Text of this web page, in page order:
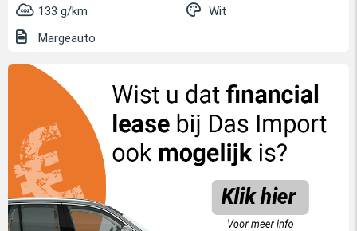
133 g/km
Wit
Margeauto